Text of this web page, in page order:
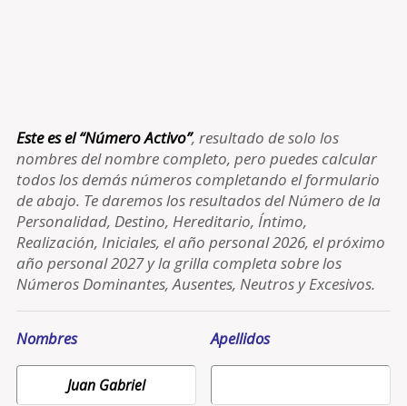
Este es el “Número Activo”, resultado de solo los
nombres del nombre completo, pero puedes calcular
todos los demás números completando el formulario
de abajo. Te daremos los resultados del Número de la
Personalidad, Destino, Hereditario, Íntimo,
Realización, Iniciales, el año personal 2026, el próximo
año personal 2027 y la grilla completa sobre los
Números Dominantes, Ausentes, Neutros y Excesivos.
Nombres Apellidos